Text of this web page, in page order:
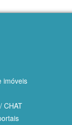
imóveis
CHAT